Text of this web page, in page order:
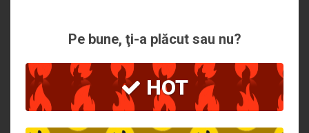
Pe bune, ţi-a plăcut sau nu?
HOT